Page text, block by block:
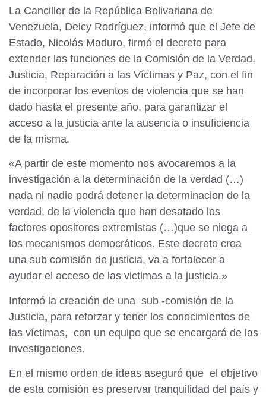
La Canciller de la República Bolivariana de
Venezuela, Delcy Rodríguez, informó que el Jefe de
Estado, Nicolás Maduro, firmó el decreto para
extender las funciones de la Comisión de la Verdad,
Justicia, Reparación a las Víctimas y Paz, con el fin
de incorporar los eventos de violencia que se han
dado hasta el presente año, para garantizar el
acceso a la justicia ante la ausencia o insuficiencia
de la misma.
«A partir de este momento nos avocaremos a la
investigación a la determinación de la verdad (…)
nada ni nadie podrá detener la determinacion de la
verdad, de la violencia que han desatado los
factores opositores extremistas (…)que se niega a
los mecanismos democráticos. Este decreto crea
una sub comisión de justicia, va a fortalecer a
ayudar el acceso de las victimas a la justicia.»
Informó la creación de una sub -comisión de la
Justicia, para reforzar y tener los conocimientos de
las víctimas, con un equipo que se encargará de las
investigaciones.
En el mismo orden de ideas aseguró que el objetivo
de esta comisión es preservar tranquilidad del país y